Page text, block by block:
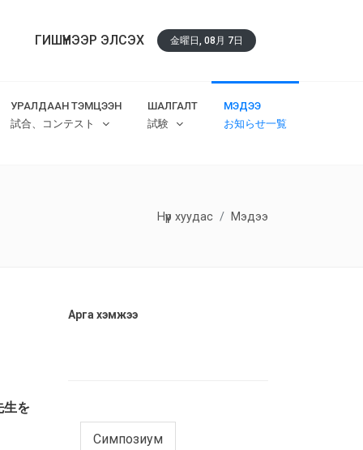
ГИШҮҮНЭЭР ЭЛСЭХ 金曜日, 08月 7日
УРАЛДААН ТЭМЦЭЭН
試合、コンテスト
ШАЛГАЛТ
試験
МЭДЭЭ
お知らせ一覧
Нүүр хуудас Мэдээ
生を
Арга хэмжээ
Симпозиум